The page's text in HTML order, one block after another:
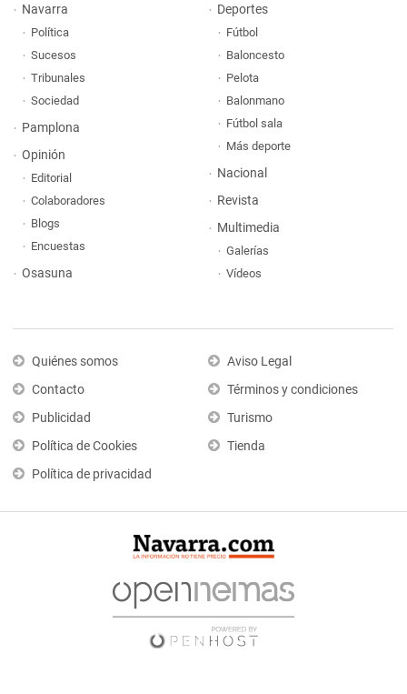
Navarra
Política
Sucesos
Tribunales
Sociedad
Pamplona
Opinión
Editorial
Colaboradores
Blogs
Encuestas
Osasuna
Deportes
Fútbol
Baloncesto
Pelota
Balonmano
Fútbol sala
Más deporte
Nacional
Revista
Multimedia
Galerías
Vídeos
Quiénes somos
Contacto
Publicidad
Política de Cookies
Política de privacidad
Aviso Legal
Términos y condiciones
Turismo
Tienda